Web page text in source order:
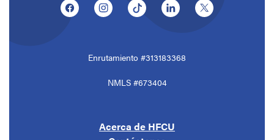
(Opens in a new Window)
(Opens in a new Window)
(Opens in a new Window)
(Opens in a new
(Opens in a
Acerca de HFCU
Enrutamiento #313183368
NMLS #673404